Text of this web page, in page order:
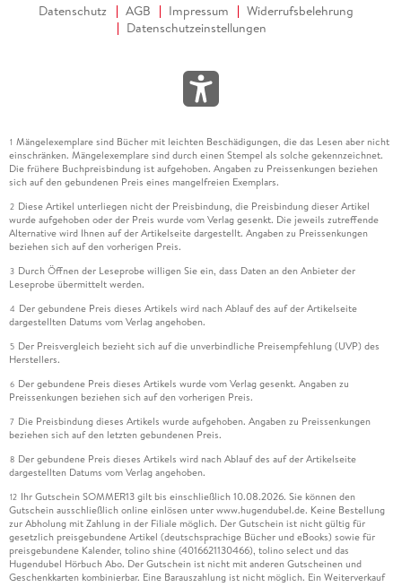
Datenschutz AGB Impressum
Widerrufsbelehrung
Datenschutzeinstellungen
1 Mängelexemplare sind Bücher mit leichten Beschädigungen, die das Lesen aber nicht
einschränken. Mängelexemplare sind durch einen Stempel als solche gekennzeichnet.
Die frühere Buchpreisbindung ist aufgehoben. Angaben zu Preissenkungen beziehen
sich auf den gebundenen Preis eines mangelfreien Exemplars.
2 Diese Artikel unterliegen nicht der Preisbindung, die Preisbindung dieser Artikel
wurde aufgehoben oder der Preis wurde vom Verlag gesenkt. Die jeweils zutreffende
Alternative wird Ihnen auf der Artikelseite dargestellt. Angaben zu Preissenkungen
beziehen sich auf den vorherigen Preis.
3 Durch Öffnen der Leseprobe willigen Sie ein, dass Daten an den Anbieter der
Leseprobe übermittelt werden.
4 Der gebundene Preis dieses Artikels wird nach Ablauf des auf der Artikelseite
dargestellten Datums vom Verlag angehoben.
5 Der Preisvergleich bezieht sich auf die unverbindliche Preisempfehlung (UVP) des
Herstellers.
6 Der gebundene Preis dieses Artikels wurde vom Verlag gesenkt. Angaben zu
Preissenkungen beziehen sich auf den vorherigen Preis.
7 Die Preisbindung dieses Artikels wurde aufgehoben. Angaben zu Preissenkungen
beziehen sich auf den letzten gebundenen Preis.
8 Der gebundene Preis dieses Artikels wird nach Ablauf des auf der Artikelseite
dargestellten Datums vom Verlag angehoben.
12 Ihr Gutschein SOMMER13 gilt bis einschließlich 10.08.2026. Sie können den
Gutschein ausschließlich online einlösen unter www.hugendubel.de. Keine Bestellung
zur Abholung mit Zahlung in der Filiale möglich. Der Gutschein ist nicht gültig für
gesetzlich preisgebundene Artikel (deutschsprachige Bücher und eBooks) sowie für
preisgebundene Kalender, tolino shine (4016621130466), tolino select und das
Hugendubel Hörbuch Abo. Der Gutschein ist nicht mit anderen Gutscheinen und
Geschenkkarten kombinierbar. Eine Barauszahlung ist nicht möglich. Ein Weiterverkauf